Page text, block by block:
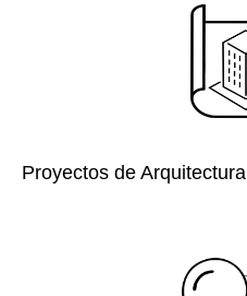
Proyectos de Arquitectura